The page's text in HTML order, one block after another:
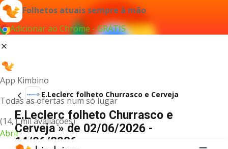
Folhetos atuais sempre à mão
Adicionar ao Chrome - GRÁTIS
App Kimbino
Todas as ofertas num só lugar
(14,1 mil avaliações)
Abrir
E.Leclerc folheto Churrasco e Cerveja
E.Leclerc folheto Churrasco e
Cerveja » de 02/06/2026 -
14/06/2026